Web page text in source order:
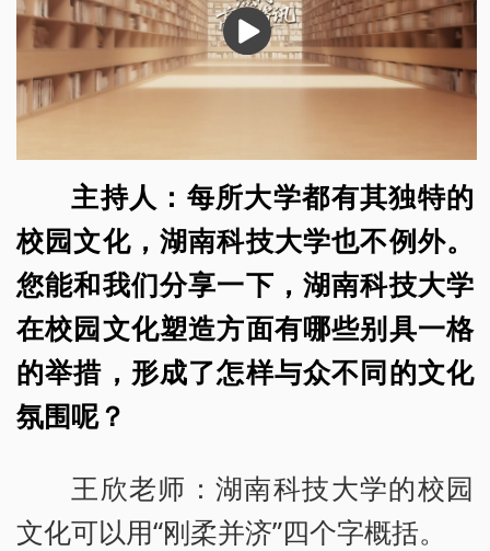
播
放
主持人：每所大学都有其独特的
校园文化，湖南科技大学也不例外。
您能和我们分享一下，湖南科技大学
在校园文化塑造方面有哪些别具一格
的举措，形成了怎样与众不同的文化
氛围呢？
王欣老师：湖南科技大学的校园
文化可以用“刚柔并济”四个字概括。